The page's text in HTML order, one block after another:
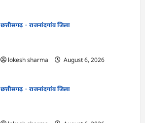
छत्तीसगढ़
राजनांदगांव जिला
lokesh sharma
August 6, 2026
छत्तीसगढ़
राजनांदगांव जिला